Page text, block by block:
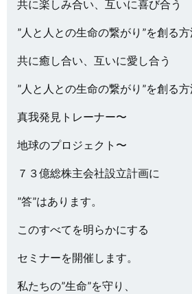
共に楽しみ合い、互いに喜び合う
”人と人との生命の繋がり”を創る方
共に癒し合い、互いに愛し合う
”人と人との生命の繋がり”を創る方
真我発見トレーナー〜
地球のプロジェクト〜
７３億総株主会社設立計画に
”答”はあります。
このすべてを明らかにする
セミナーを開催します。
私たちの”生命”を守り、